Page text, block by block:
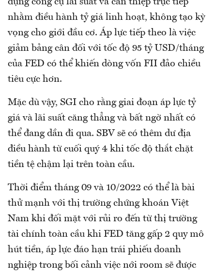
dụng công cụ lãi suất và can thiệp trực tiếp
nhằm điều hành tỷ giá linh hoạt, không tạo kỳ
vọng cho giới đầu cơ. Áp lực tiếp theo là việc
giảm bảng cân đối với tốc độ 95 tỷ USD/tháng
của FED có thể khiến dòng vốn FII đảo chiều
tiêu cực hơn.
Mặc dù vậy, SGI cho rằng giai đoạn áp lực tỷ
giá và lãi suất căng thẳng và bất ngờ nhất có
thể đang dần đi qua. SBV sẽ có thêm dư địa
điều hành từ cuối quý 4 khi tốc độ thắt chặt
tiền tệ chậm lại trên toàn cầu.
Thời điểm tháng 09 và 10/2022 có thể là bài
thử mạnh với thị trường chứng khoán Việt
Nam khi đối mặt với rủi ro đến từ thị trường
tài chính toàn cầu khi FED tăng gấp 2 quy mô
hút tiền, áp lực đáo hạn trái phiếu doanh
nghiệp trong bối cảnh việc nới room sẽ được